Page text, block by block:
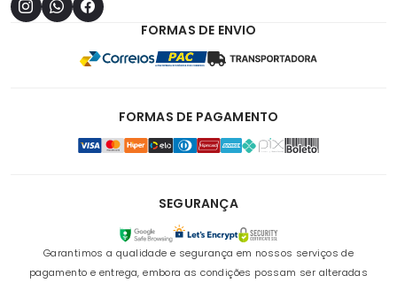
FORMAS DE ENVIO
FORMAS DE PAGAMENTO
SEGURANÇA
Garantimos a qualidade e segurança em nossos serviços de
pagamento e entrega, embora as condições possam ser alteradas